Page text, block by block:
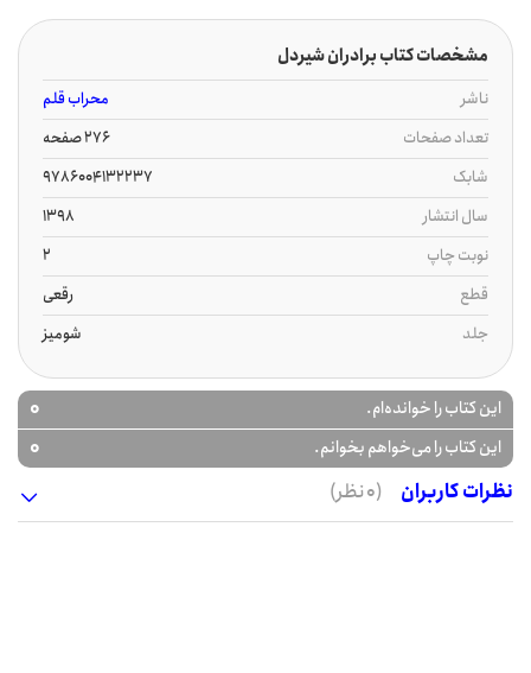
مشخصات کتاب برادران شیردل
ناشر
محراب قلم
تعداد صفحات
276 صفحه
شابک
9786004132237
سال انتشار
1398
نوبت چاپ
2
قطع
رقعی
جلد
شومیز
این کتاب را خوانده‌ام. 0
این کتاب را می‌خواهم بخوانم.
0
نظرات کاربران
(0 نظر)